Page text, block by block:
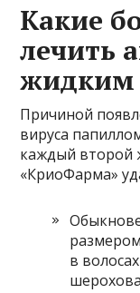
Какие
лечить
жидким
Причиной
вируса
каждый второй
«КриоФарма»
в